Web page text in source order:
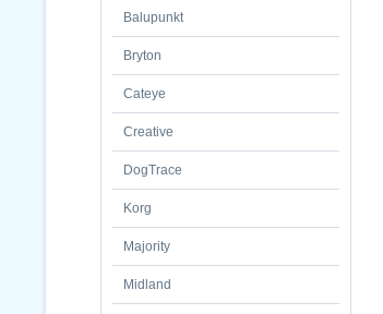
Balupunkt
Bryton
Cateye
Creative
DogTrace
Korg
Majority
Midland